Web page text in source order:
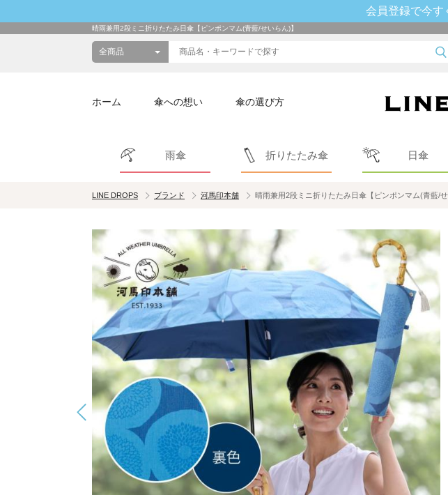
会員登録で今す
晴雨兼用2段ミニ折りたたみ日傘【ピンポンマム(青藍/せいらん)】
ホーム 傘への想い 傘の選び方
雨傘 折りたたみ傘 日傘
LINE DROPS ブランド 河馬印本舗 晴雨兼用2段ミニ折りたたみ日傘【ピンポンマム(青藍/せ
この商品の平